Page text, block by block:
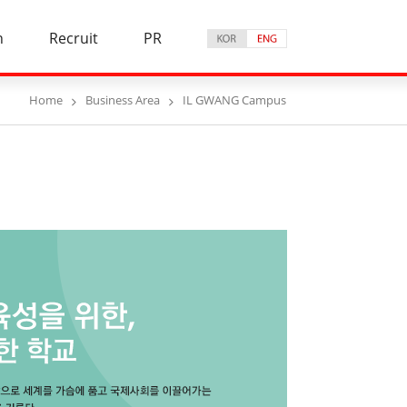
Recruit PR
Home Business Area IL GWANG Campus